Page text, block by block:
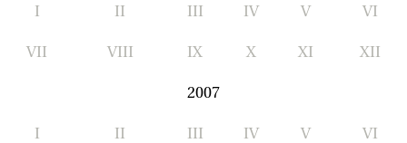
I II III IV V VI
VII VIII IX X XI XII
2007
I II III IV V VI